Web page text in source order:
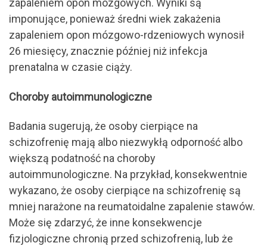
zapaleniem opon mózgowych. Wyniki są
imponujące, ponieważ średni wiek zakażenia
zapaleniem opon mózgowo-rdzeniowych wynosił
26 miesięcy, znacznie później niż infekcja
prenatalna w czasie ciąży.
Choroby autoimmunologiczne
Badania sugerują, że osoby cierpiące na
schizofrenię mają albo niezwykłą odporność albo
większą podatność na choroby
autoimmunologiczne. Na przykład, konsekwentnie
wykazano, że osoby cierpiące na schizofrenię są
mniej narażone na reumatoidalne zapalenie stawów.
Może się zdarzyć, że inne konsekwencje
fizjologiczne chronią przed schizofrenią, lub że